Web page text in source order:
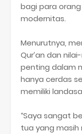
bagi para
modernitas.
Menurutnya,
Qur’an dan
penting dalam
hanya cerdas
memiliki
“Saya sangat
tua yang masih